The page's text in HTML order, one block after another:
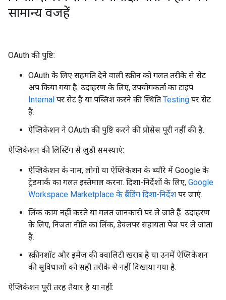
सामान्य वजहें
OAuth की पुष्टि:
OAuth के लिए सहमति देने वाली स्क्रीन को गलत तरीके से सेट
अप किया गया है. उदाहरण के लिए, उपयोगकर्ता का टाइप
Internal पर सेट है या पब्लिश करने की स्थिति Testing पर सेट
है.
ऐप्लिकेशन ने OAuth की पुष्टि करने की प्रोसेस पूरी नहीं की है.
ऐप्लिकेशन की लिस्टिंग से जुड़ी समस्याएं:
ऐप्लिकेशन के नाम, लोगो या ऐप्लिकेशन के ब्यौरे में Google के
ट्रेडमार्क का गलत इस्तेमाल करना. दिशा-निर्देशों के लिए, Google
Workspace Marketplace के ब्रैंडिंग दिशा-निर्देश पर जाएं.
लिंक काम नहीं करते या गलत जानकारी पर ले जाते हैं. उदाहरण
के लिए, निजता नीति का लिंक, डेवलपर सहायता पेज पर ले जाता
है.
स्क्रीनशॉट और इमेज की क्वालिटी खराब है या उनमें ऐप्लिकेशन
की सुविधाओं को सही तरीके से नहीं दिखाया गया है.
ऐप्लिकेशन पूरी तरह तैयार है या नहीं: